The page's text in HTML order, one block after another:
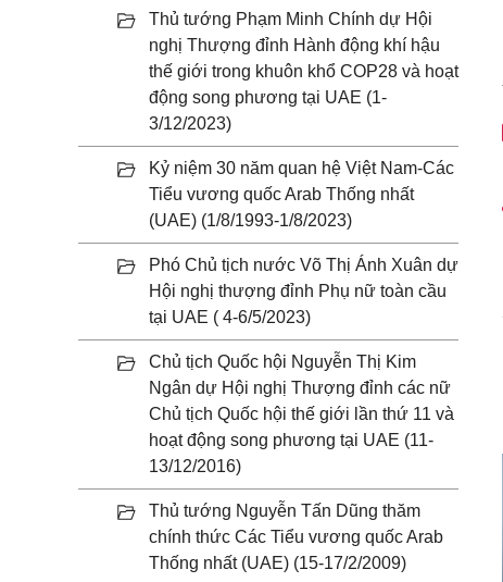
Thủ tướng Phạm Minh Chính dự Hội
nghị Thượng đỉnh Hành động khí hậu
thế giới trong khuôn khổ COP28 và hoạt
động song phương tại UAE (1-
3/12/2023)
Kỷ niệm 30 năm quan hệ Việt Nam-Các
Tiểu vương quốc Arab Thống nhất
(UAE) (1/8/1993-1/8/2023)
Phó Chủ tịch nước Võ Thị Ánh Xuân dự
Hội nghị thượng đỉnh Phụ nữ toàn cầu
tại UAE ( 4-6/5/2023)
Chủ tịch Quốc hội Nguyễn Thị Kim
Ngân dự Hội nghị Thượng đỉnh các nữ
Chủ tịch Quốc hội thế giới lần thứ 11 và
hoạt động song phương tại UAE (11-
13/12/2016)
Thủ tướng Nguyễn Tấn Dũng thăm
chính thức Các Tiểu vương quốc Arab
Thống nhất (UAE) (15-17/2/2009)